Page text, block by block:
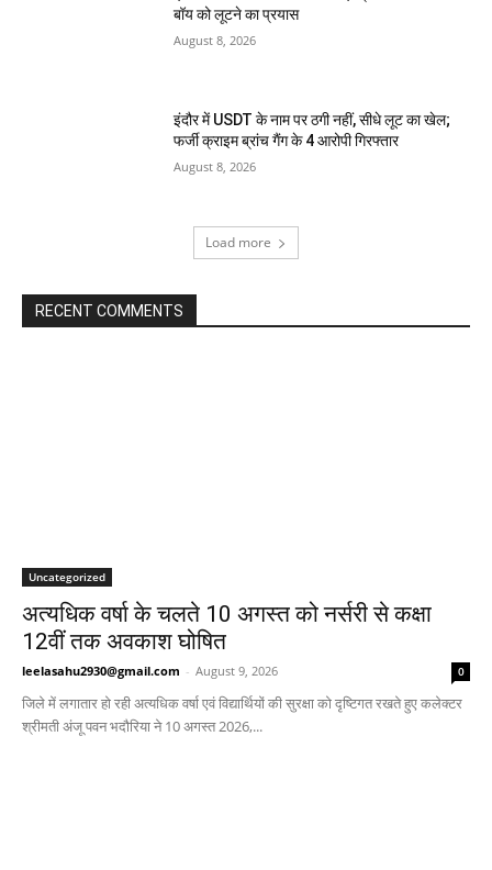
बॉय को लूटने का प्रयास
August 8, 2026
इंदौर में USDT के नाम पर ठगी नहीं, सीधे लूट का खेल;
फर्जी क्राइम ब्रांच गैंग के 4 आरोपी गिरफ्तार
August 8, 2026
Load more
RECENT COMMENTS
Uncategorized
अत्यधिक वर्षा के चलते 10 अगस्त को नर्सरी से कक्षा
12वीं तक अवकाश घोषित
leelasahu2930@gmail.com - August 9, 2026 0
जिले में लगातार हो रही अत्यधिक वर्षा एवं विद्यार्थियों की सुरक्षा को दृष्टिगत रखते हुए कलेक्टर
श्रीमती अंजू पवन भदौरिया ने 10 अगस्त 2026,...